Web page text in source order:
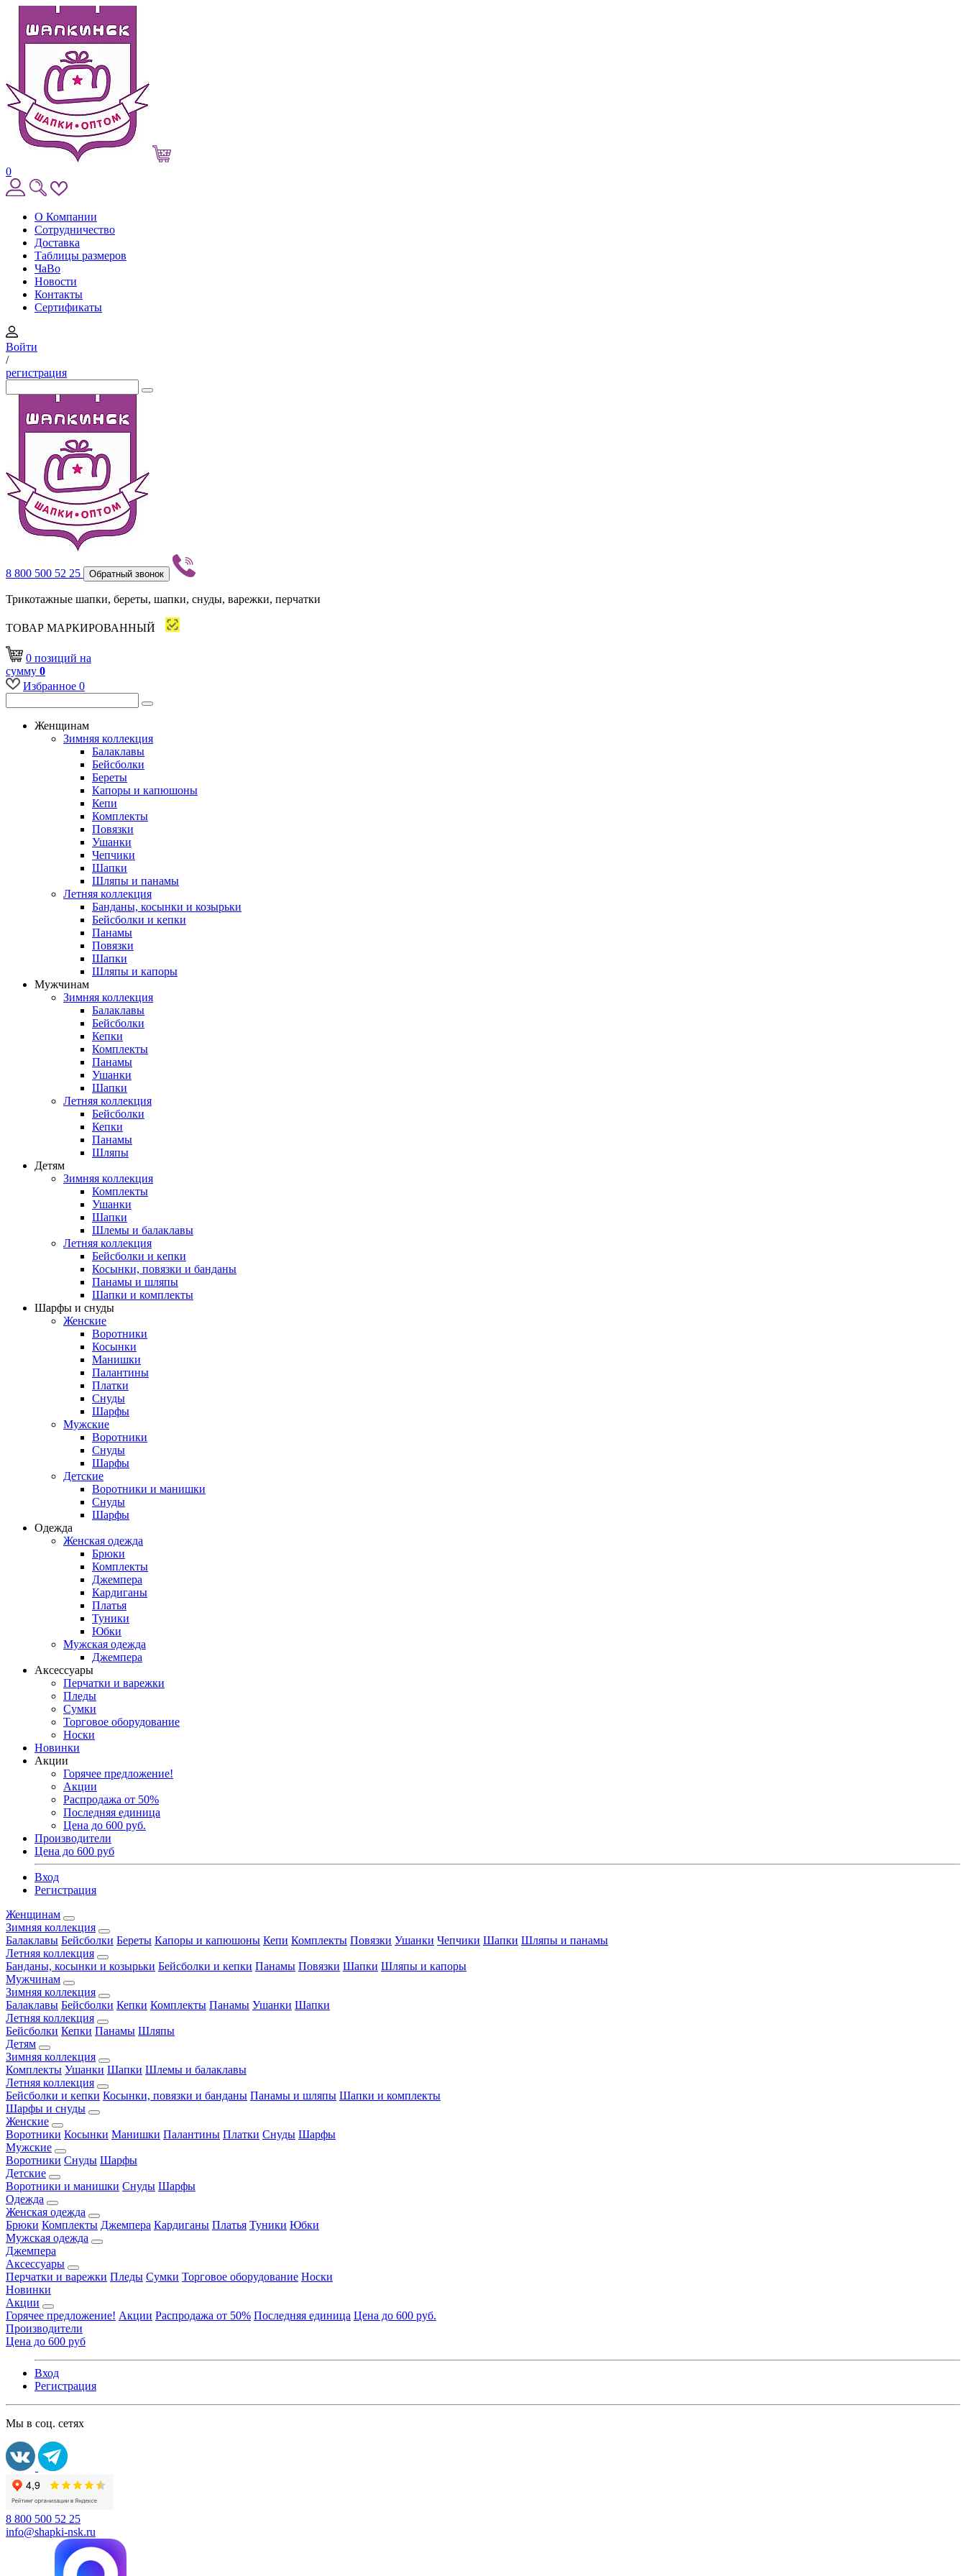
0
О Компании
Сотрудничество
Доставка
Таблицы размеров
ЧаВо
Новости
Контакты
Сертификаты
Войти
/
регистрация
8 800 500 52 25 Обратный звонок
Трикотажные шапки, береты, шапки, снуды, варежки, перчатки
ТОВАР МАРКИРОВАННЫЙ
0 позиций на
сумму 0
Избранное 0
Женщинам
Зимняя коллекция
Балаклавы
Бейсболки
Береты
Капоры и капюшоны
Кепи
Комплекты
Повязки
Ушанки
Чепчики
Шапки
Шляпы и панамы
Летняя коллекция
Банданы, косынки и козырьки
Бейсболки и кепки
Панамы
Повязки
Шапки
Шляпы и капоры
Мужчинам
Зимняя коллекция
Балаклавы
Бейсболки
Кепки
Комплекты
Панамы
Ушанки
Шапки
Летняя коллекция
Бейсболки
Кепки
Панамы
Шляпы
Детям
Зимняя коллекция
Комплекты
Ушанки
Шапки
Шлемы и балаклавы
Летняя коллекция
Бейсболки и кепки
Косынки, повязки и банданы
Панамы и шляпы
Шапки и комплекты
Шарфы и снуды
Женские
Воротники
Косынки
Манишки
Палантины
Платки
Снуды
Шарфы
Мужские
Воротники
Снуды
Шарфы
Детские
Воротники и манишки
Снуды
Шарфы
Одежда
Женская одежда
Брюки
Комплекты
Джемпера
Кардиганы
Платья
Туники
Юбки
Мужская одежда
Джемпера
Аксессуары
Перчатки и варежки
Пледы
Сумки
Торговое оборудование
Носки
Новинки
Акции
Горячее предложение!
Акции
Распродажа от 50%
Последняя единица
Цена до 600 руб.
Производители
Цена до 600 руб
Вход
Регистрация
Женщинам
Зимняя коллекция
Балаклавы Бейсболки Береты Капоры и капюшоны Кепи Комплекты Повязки Ушанки Чепчики Шапки Шляпы и панамы
Летняя коллекция
Банданы, косынки и козырьки Бейсболки и кепки Панамы Повязки Шапки Шляпы и капоры
Мужчинам
Зимняя коллекция
Балаклавы Бейсболки Кепки Комплекты Панамы Ушанки Шапки
Летняя коллекция
Бейсболки Кепки Панамы Шляпы
Детям
Зимняя коллекция
Комплекты Ушанки Шапки Шлемы и балаклавы
Летняя коллекция
Бейсболки и кепки Косынки, повязки и банданы Панамы и шляпы Шапки и комплекты
Шарфы и снуды
Женские
Воротники Косынки Манишки Палантины Платки Снуды Шарфы
Мужские
Воротники Снуды Шарфы
Детские
Воротники и манишки Снуды Шарфы
Одежда
Женская одежда
Брюки Комплекты Джемпера Кардиганы Платья Туники Юбки
Мужская одежда
Джемпера
Аксессуары
Перчатки и варежки Пледы Сумки Торговое оборудование Носки
Новинки
Акции
Горячее предложение! Акции Распродажа от 50% Последняя единица Цена до 600 руб.
Производители
Цена до 600 руб
Вход
Регистрация
Мы в соц. сетях
8 800 500 52 25
info@shapki-nsk.ru